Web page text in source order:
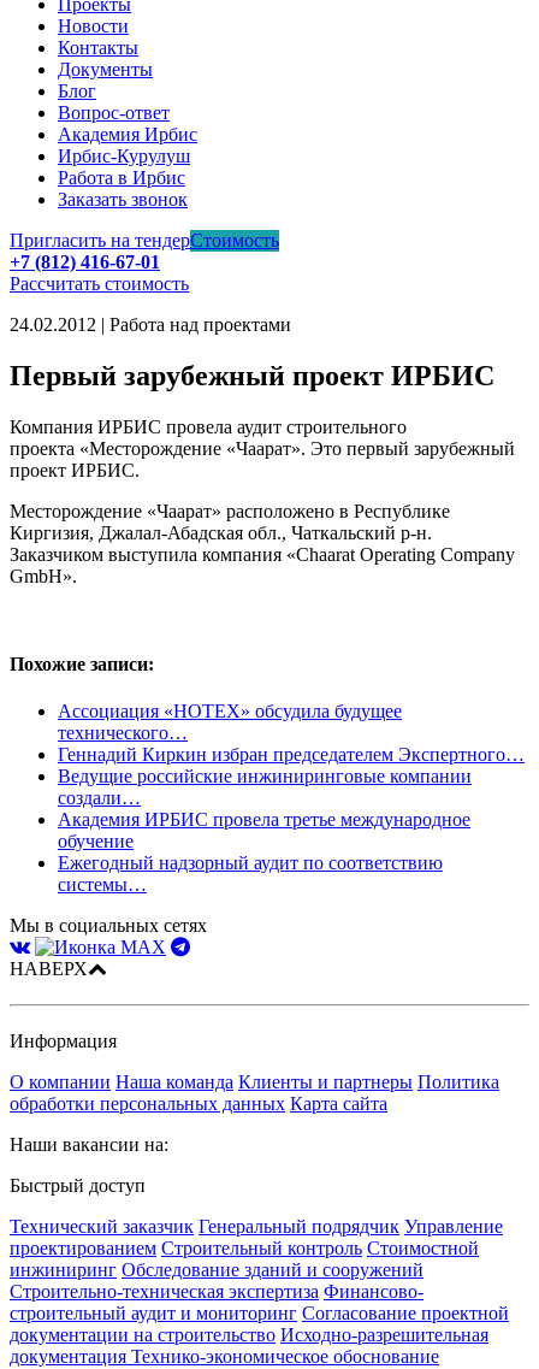
Проекты
Новости
Контакты
Документы
Блог
Вопрос-ответ
Академия Ирбис
Ирбис-Курулуш
Работа в Ирбис
Заказать звонок
Пригласить на тендерСтоимость
+7 (812) 416-67-01
Рассчитать стоимость
24.02.2012 | Работа над проектами
Первый зарубежный проект ИРБИС
Компания ИРБИС провела аудит строительного
проекта «Месторождение «Чаарат». Это первый зарубежный
проект ИРБИС.
Месторождение «Чаарат» расположено в Республике
Киргизия, Джалал-Абадская обл., Чаткальский р-н.
Заказчиком выступила компания «Chaarat Operating Company
GmbH».
Похожие записи:
Ассоциация «НОТЕХ» обсудила будущее
технического…
Геннадий Киркин избран председателем Экспертного…
Ведущие российские инжиниринговые компании
создали…
Академия ИРБИС провела третье международное
обучение
Ежегодный надзорный аудит по соответствию
системы…
Мы в социальных сетях
НАВЕРХ
Информация
О компании Наша команда Клиенты и партнеры Политика
обработки персональных данных Карта сайта
Наши вакансии на:
Быстрый доступ
Технический заказчик Генеральный подрядчик Управление
проектированием Строительный контроль Стоимостной
инжиниринг Обследование зданий и сооружений
Строительно-техническая экспертиза Финансово-
строительный аудит и мониторинг Согласование проектной
документации на строительство Исходно-разрешительная
документация Технико-экономическое обоснование